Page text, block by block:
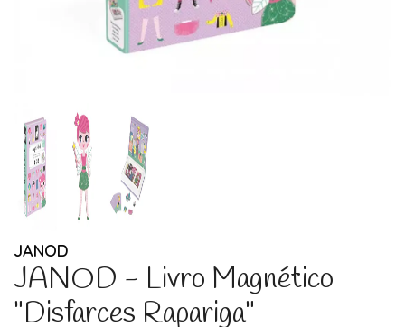
JANOD
JANOD - Livro Magnético
"Disfarces Rapariga"